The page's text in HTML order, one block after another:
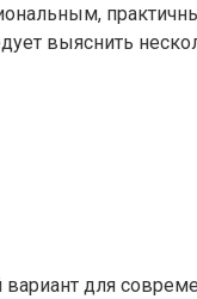
выяснить
для